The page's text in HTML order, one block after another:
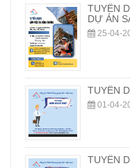
TUYỂN
DỰ ÁN
25-04-
TUYỂN
01-04-
TUYỂN